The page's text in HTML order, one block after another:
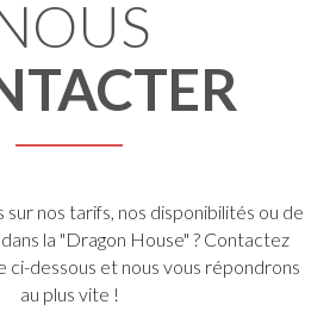
sur nos tarifs, nos disponibilités ou de
la "Dragon House" ? Contactez
ci-dessous et nous vous répondrons
au plus vite !